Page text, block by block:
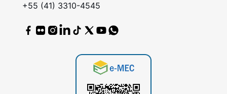
+55 (41) 3310-4545